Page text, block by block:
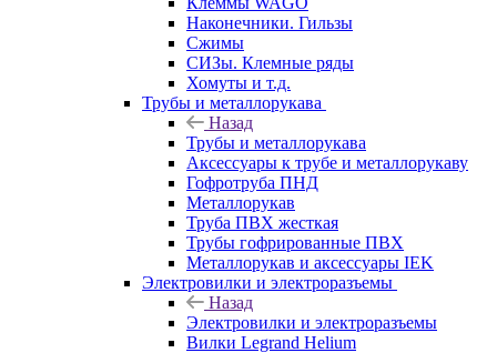
Наконечники. Гильзы
Сжимы
СИЗы. Клемные ряды
Хомуты и т.д.
Трубы и металлорукава
Назад
Трубы и металлорукава
Аксессуары к трубе и металлорукаву
Гофротруба ПНД
Металлорукав
Труба ПВХ жесткая
Трубы гофрированные ПВХ
Металлорукав и аксессуары IEK
Электровилки и электроразъемы
Назад
Электровилки и электроразъемы
Вилки Legrand Helium